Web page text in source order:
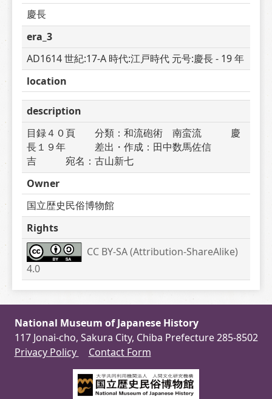
慶長
era_3
AD1614 世紀:17-A 時代:江戸時代 元号:慶長 - 19 年
location
description
目録４０頁　　分類：和流砲術　南蛮流　　　慶
長１９年　　　差出・作成：田中数馬佐信
吉　　　宛名：古山新七
Owner
国立歴史民俗博物館
Rights
CC BY-SA (Attribution-ShareAlike)
4.0
National Museum of Japanese History
117 Jonai-cho, Sakura City, Chiba Prefecture 285-8502
Privacy Policy
Contact Form